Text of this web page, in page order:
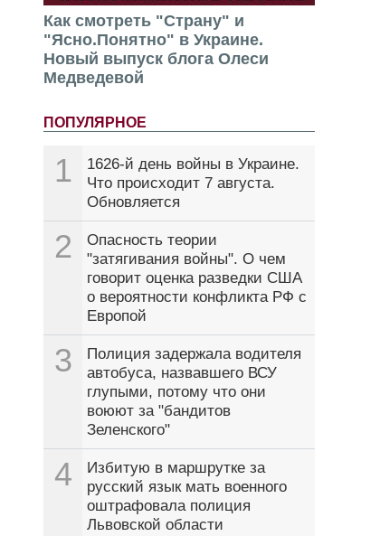
Как смотреть "Страну" и
"Ясно.Понятно" в Украине.
Новый выпуск блога Олеси
Медведевой
ПОПУЛЯРНОЕ
1
1626-й день войны в Украине.
Что происходит 7 августа.
Обновляется
2
Опасность теории
"затягивания войны". О чем
говорит оценка разведки США
о вероятности конфликта РФ с
Европой
3
Полиция задержала водителя
автобуса, назвавшего ВСУ
глупыми, потому что они
воюют за "бандитов
Зеленского"
4
Избитую в маршрутке за
русский язык мать военного
оштрафовала полиция
Львовской области